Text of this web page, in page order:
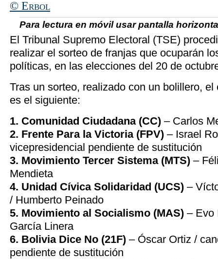
© Erbol
Para lectura en móvil usar pantalla
El Tribunal Supremo Electoral (TSE)
realizar el sorteo de franjas que ocuparán
políticas, en las elecciones del 20 de
Tras un sorteo, realizado con un bolillero,
es el siguiente:
1. Comunidad Ciudadana (CC) – Carlos
2. Frente Para la Victoria (FPV) – Israel
vicepresidencial pendiente de sustitución
3. Movimiento Tercer Sistema (MTS) –
Mendieta
4. Unidad Cívica Solidaridad (UCS) –
/ Humberto Peinado
5. Movimiento al Socialismo (MAS) – Evo
García Linera
6. Bolivia Dice No (21F) – Óscar Ortiz /
pendiente de sustitución